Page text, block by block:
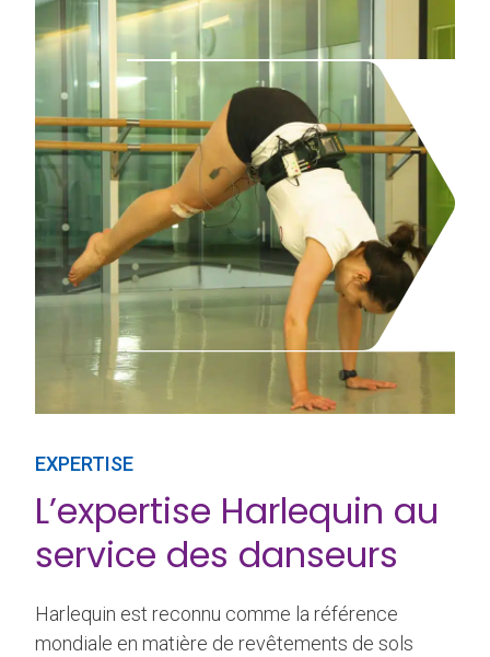
EXPERTISE
L’expertise Harlequin au
service des danseurs
Harlequin est reconnu comme la référence
mondiale en matière de revêtements de sols